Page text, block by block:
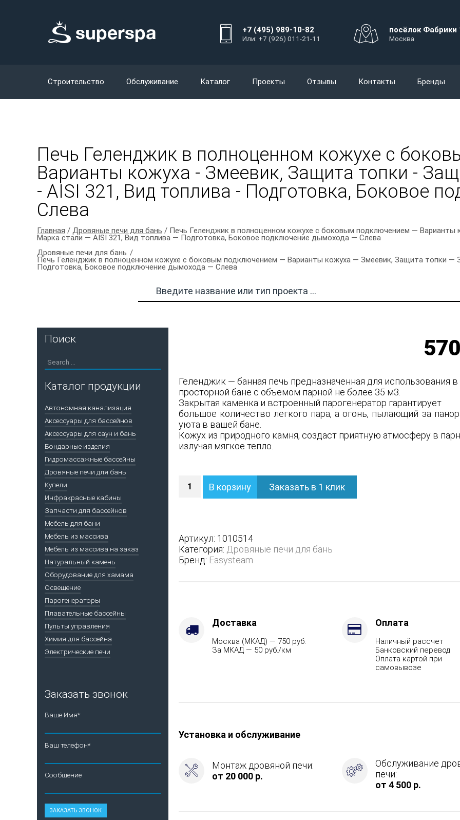
+7 (495) 989-10-82
Или: +7 (926) 011-21-11
посёлок Фабрики
Москва
Строительство Обслуживание Каталог Проекты Отзывы Контакты Бренды
Печь Геленджик в полноценном кожухе с
Варианты кожуха - Змеевик, Защита топки -
- AISI 321, Вид топлива - Подготовка, Боковое
Слева
Главная / Дровяные печи для бань / Печь Геленджик в полноценном кожухе с боковым подключением —
Марка стали — AISI 321, Вид топлива — Подготовка, Боковое подключение дымохода — Слева
Дровяные печи для бань
Печь Геленджик в полноценном кожухе с боковым подключением — Варианты кожуха — Змеевик, Защита топки —
Подготовка, Боковое подключение дымохода — Слева
Геленджик — банная печь предназначенная для использования в
просторной бане с объемом парной не более 35 м3.
Закрытая каменка и встроенный парогенератор гарантирует
большое количество легкого пара, а огонь, пылающий за
уюта в вашей бане.
Кожух из природного камня, создаст приятную атмосферу в
излучая мягкое тепло.
Печь
Геленджик
кожухе
с
боковым
подключением
Змеевик,
Защита
Вид
Подготовка,
Боковое
В корзину Заказать в 1 клик
Артикул: 1010514
Категория: Дровяные печи для бань
Бренд: Easysteam
Доставка
Москва (МКАД) — 750 руб.
За МКАД — 50 руб./км
Оплата
Наличный рассчет
Банковский перевод
Оплата картой при
самовывозе
Установка и обслуживание
Монтаж дровяной печи:
от 20 000 р.
Обслуживание
печи:
от 4 500 р.
Поиск
Каталог продукции
Автономная канализация
Аксессуары для бассейнов
Аксессуары для саун и бань
Бондарные изделия
Гидромассажные бассейны
Дровяные печи для бань
Купели
Инфракрасные кабины
Запчасти для бассейнов
Мебель для бани
Мебель из массива
Мебель из массива на заказ
Натуральный камень
Оборудование для хамама
Освещение
Парогенераторы
Плавательные бассейны
Пульты управления
Химия для бассейна
Электрические печи
Заказать звонок
Ваше Имя*
Ваш телефон*
Сообщение